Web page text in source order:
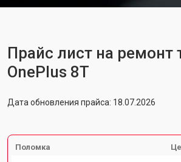
Прайс лист на ремонт
OnePlus 8T
Дата обновления прайса: 18.07.2026
Поломка